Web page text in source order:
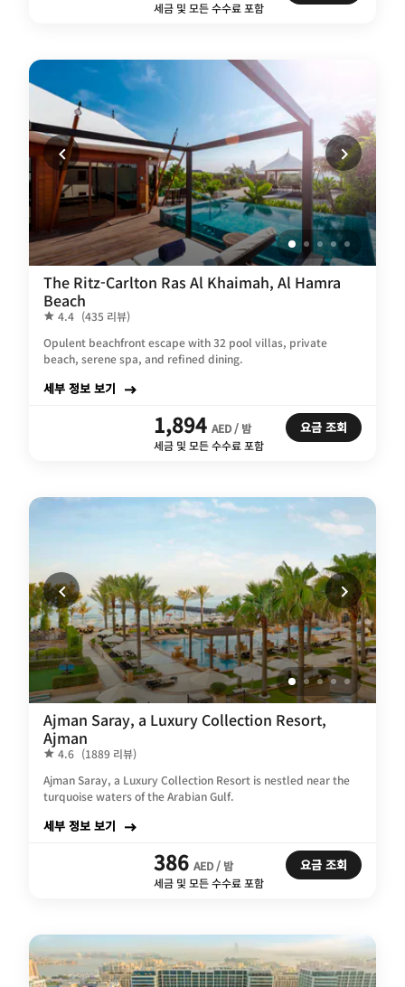
세금 및 모든 수수료 포함
The Ritz-Carlton Ras Al Khaimah, Al Hamra
Beach
4.4 (435 리뷰)
Opulent beachfront escape with 32 pool villas, private
beach, serene spa, and refined dining.
세부 정보 보기
1,894 AED / 밤
세금 및 모든 수수료 포함
요금 조회
Ajman Saray, a Luxury Collection Resort,
Ajman
4.6 (1889 리뷰)
Ajman Saray, a Luxury Collection Resort is nestled near the
turquoise waters of the Arabian Gulf.
세부 정보 보기
386 AED / 밤
세금 및 모든 수수료 포함
요금 조회